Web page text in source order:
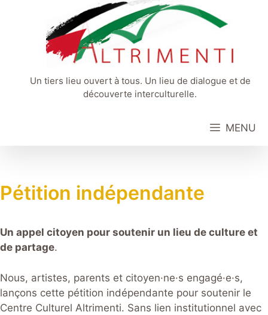
Un tiers lieu ouvert à tous. Un lieu de dialogue et de
découverte interculturelle.
MENU
Pétition indépendante
Un appel citoyen pour soutenir un lieu de culture et
de partage.
Nous, artistes, parents et citoyen·ne·s engagé·e·s,
lançons cette pétition indépendante pour soutenir le
Centre Culturel Altrimenti. Sans lien institutionnel avec